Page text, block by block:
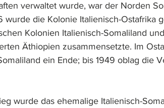
verwaltet wurde, war der Norden
wurde die Kolonie Italienisch-Ostafrika
Kolonien Italienisch-Somaliland
Äthiopien zusammensetzte. Im
ein Ende; bis 1949 oblag die
wurde das ehemalige Italienisch-